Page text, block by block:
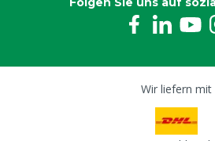
Wir liefern mit